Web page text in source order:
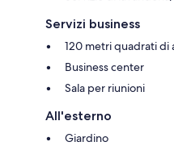
Servizi business
120 metri quadrati di
Business center
Sala per riunioni
All'esterno
Giardino